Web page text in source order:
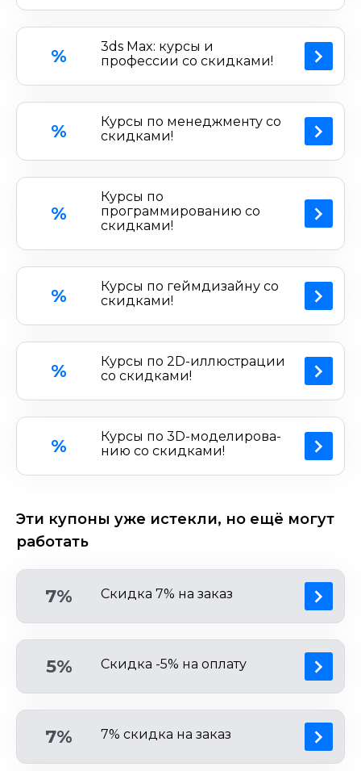
%
3ds Max: курсы и
профессии со скидками!
%
Курсы по менеджменту со
скидками!
%
Курсы по
программированию со
скидками!
%
Курсы по геймдизайну со
скидками!
%
Курсы по 2D-иллюстрации
со скидками!
%
Курсы по 3D-моделиро­ва­
нию со скидками!
Эти купоны уже истекли, но ещё могут
работать
7% Скидка 7% на заказ
5% Скидка -5% на оплату
7% 7% скидка на заказ